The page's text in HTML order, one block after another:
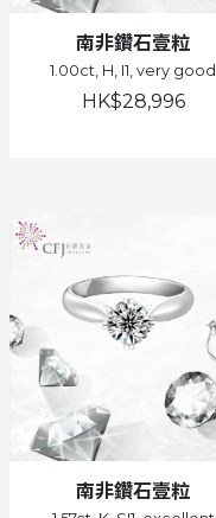
南非鑽石壹粒
1.00ct, H, I1, very good
HK$28,996
南非鑽石壹粒